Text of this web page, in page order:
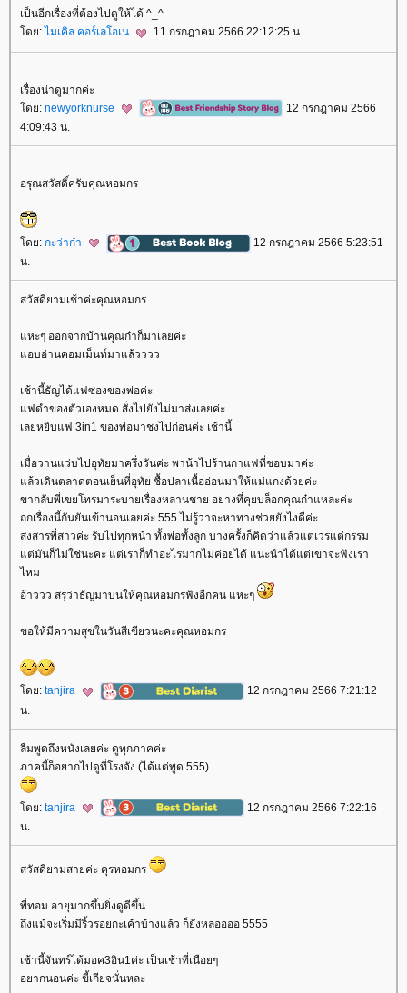
เป็นอีกเรื่องที่ต้องไปดูให้ได้ ^_^
ดย: ไมเคิล คอร์เลโอเน 11 กรกฎาคม 2566 22:12:25 น.
เรื่องน่าดูมากค่ะ
ดย: newyorknurse
12 กรกฎาคม 2566
4:09:43 น.
อรุณสวัสดิ์ครับคุณหอมกร
ดย: กะว่าก๋า
12 กรกฎาคม 2566 5:23:51
น.
สวัสดียามเช้าค่ะคุณหอมกร
หะๆ ออกจากบ้านคุณก๋าก็มาเลยค่ะ
อบอ่านคอมเม็นท์มาแล้วววว
เช้านี้ธัญได้แฟซองของพ่อค่ะ
ฟดำของตัวเองหมด สั่งไปยังไม่มาส่งเลยค่ะ
เลยหยิบแฟ 3in1 ของพ่อมาชงไปก่อนค่ะ เช้านี้
เมื่อวานแว่บไปอุทัยมาครึ่งวันค่ะ พาน้าไปร้านกาแฟที่ชอบมาค่ะ
ล้วเดินตลาดตอนเย็นที่อุทัย ซื้อปลาเนื้ออ่อนมาให้แม่แกงด้วยค่ะ
ขากลับพี่เขยโทรมาระบายเรื่องหลานชาย อย่างที่คุยบล็อกคุณก๋าแหละค่ะ
ถกเรื่องนี้กันยันเข้านอนเลยค่ะ 555 ไม่รู้ว่าจะหาทางช่วยยังไงดีค่ะ
สงสารพี่สาวค่ะ รับไปทุกหน้า ทั้งพ่อทั้งลูก บางครั้งก็คิดว่าแล้วแต่เวรแต่กรรม
ต่มันก็ไม่ใช่นะคะ แต่เราก็ทำอะไรมากไม่ค่อยได้ แนะนำได้แต่เขาจะฟังเรา
ไหม
อ้าววว สรุว่าธัญมาบ่นให้คุณหอมกรฟังอีกคน แหะๆ
ขอให้มีความสุขในวันสีเขียวนะคะคุณหอมกร
ดย: tanjira
12 กรกฎาคม 2566 7:21:12
น.
ลืมพูดถึงหนังเลยค่ะ ดูทุกภาคค่ะ
ภาคนี้ก็อยากไปดูที่โรงจัง (ได้แต่พูด 555)
ดย: tanjira
12 กรกฎาคม 2566 7:22:16
น.
สวัสดียามสายค่ะ คุรหอมกร
พี่ทอม อายุมากขึ้นยิ่งดูดีขึ้น
ถึงแม้จะเริ่มมีริ้วรอยกะเค้าบ้างแล้ว ก็ยังหล่ออออ 5555
เช้านี้จันทร์ได้มอค3อิน1ค่ะ เป็นเช้าที่เนือยๆ
อยากนอนค่ะ ขี้เกียจนั่นหละ